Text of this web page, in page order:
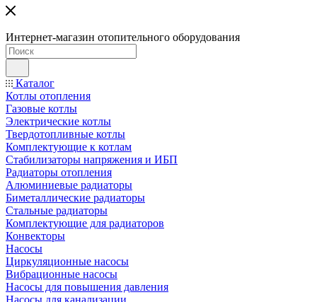
Интернет-магазин отопительного оборудования
Каталог
Котлы отопления
Газовые котлы
Электрические котлы
Твердотопливные котлы
Комплектующие к котлам
Стабилизаторы напряжения и ИБП
Радиаторы отопления
Алюминиевые радиаторы
Биметаллические радиаторы
Стальные радиаторы
Комплектующие для радиаторов
Конвекторы
Насосы
Циркуляционные насосы
Вибрационные насосы
Насосы для повышения давления
Насосы для канализации